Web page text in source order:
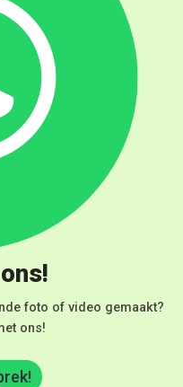
foto of video gemaakt?
ons!